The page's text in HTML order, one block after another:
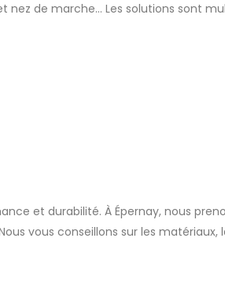
de marche... Les solutions sont
et durabilité. À Épernay, nous
vous conseillons sur les